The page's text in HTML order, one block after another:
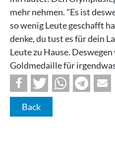
mehr nehmen. "Es ist
so wenig Leute geschafft
denke, du tust es für dein
Leute zu Hause.
Goldmedaille für
Back